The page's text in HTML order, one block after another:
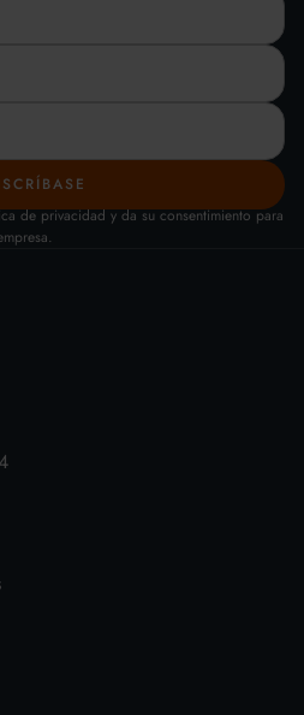
de privacidad y da su consentimiento para